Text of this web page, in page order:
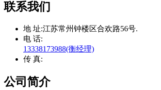
联系我们
地 址:江苏常州钟楼区合欢路56号.
电 话:
13338173988(衡经理)
传 真:
公司简介